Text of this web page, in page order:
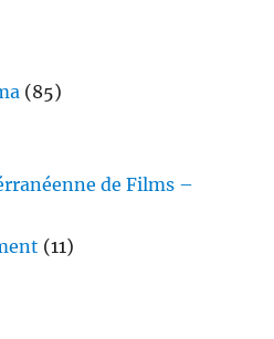
(85)
de Films –
(11)